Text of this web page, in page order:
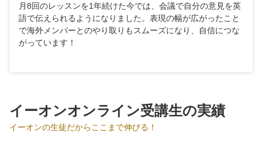
月8回のレッスンを1年続けた今では、会議で自分の意見を英
語で伝えられるようになりました。表現の幅が広がったこと
で海外メンバーとのやり取りもスムーズになり、自信につな
がっています！
イーオンオンライン受講生の実績
イーオンの生徒だからここまで伸びる！